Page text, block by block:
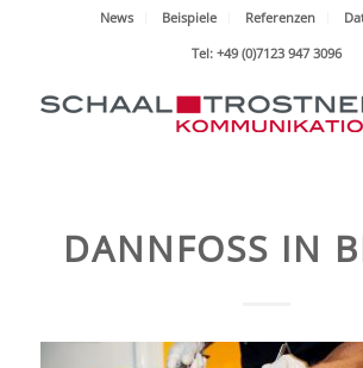
News Beispiele Referenzen
Tel: +49 (0)7123 947 3096
DANNFOSS IN